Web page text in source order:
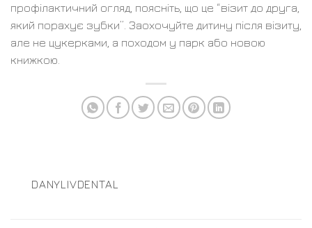
профілактичний огляд, поясніть, що це “візит до друга,
який порахує зубки”. Заохочуйте дитину після візиту,
але не цукерками, а походом у парк або новою
книжкою.
DANYLIVDENTAL